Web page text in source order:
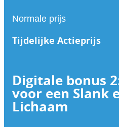
Normale prijs
Tijdelijke Actieprijs
Digitale bonus
voor een Slank
Lichaam